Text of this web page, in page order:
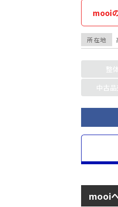
mooi
所在地
整
中古品
mooi